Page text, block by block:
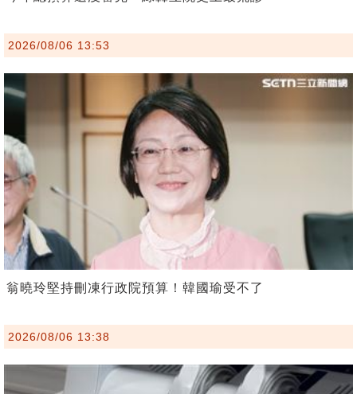
2026/08/06 13:53
翁曉玲堅持刪凍行政院預算！韓國瑜受不了
2026/08/06 13:38